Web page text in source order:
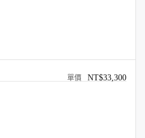
NT$33,300